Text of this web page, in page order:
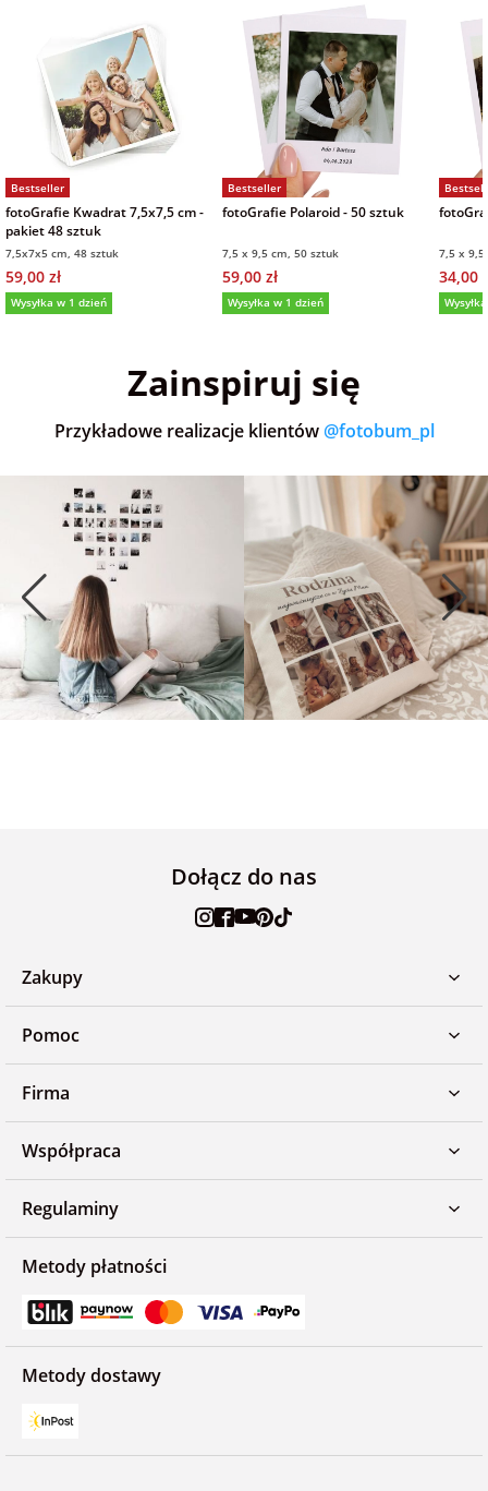
Bestseller
fotoGrafie Kwadrat 7,5x7,5 cm -
pakiet 48 sztuk
7,5x7x5 cm, 48 sztuk
59,00 zł
Wysyłka w 1 dzień
Bestseller
fotoGrafie Polaroid - 50 sztuk
7,5 x 9,5 cm, 50 sztuk
59,00 zł
Wysyłka w 1 dzień
7,5 x
34,00
Zainspiruj się
Przykładowe realizacje klientów @fotobum_pl
Dołącz do nas
Zakupy
Pomoc
Firma
Współpraca
Regulaminy
Metody płatności
Metody dostawy